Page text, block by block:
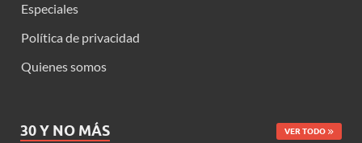
Especiales
Política de privacidad
Quienes somos
30 Y NO MÁS VER TODO